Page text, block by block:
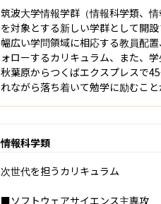
筑波大学情報学群（情報科学類、
を対象とする新しい学群として開設
幅広い学問領域に相応する教員配
ォローするカリキュラム、また、
秋葉原からつくばエクスプレスで
れながら落ち着いて勉学に励むこ
情報科学類
次世代を担うカリキュラム
■ソフトウェアサイエンス主専攻